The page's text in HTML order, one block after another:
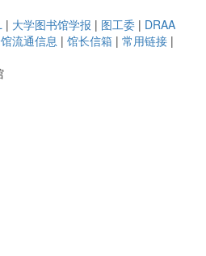
| 大学图书馆学报 | 图工委 | DRAA
流通信息 | 馆长信箱 | 常用链接 |